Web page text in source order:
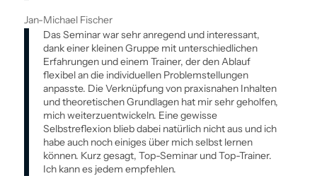
Jan-Michael Fischer
Das Seminar war sehr anregend und interessant,
dank einer kleinen Gruppe mit unterschiedlichen
Erfahrungen und einem Trainer, der den Ablauf
flexibel an die individuellen Problemstellungen
anpasste. Die Verknüpfung von praxisnahen Inhalten
und theoretischen Grundlagen hat mir sehr geholfen,
mich weiterzuentwickeln. Eine gewisse
Selbstreflexion blieb dabei natürlich nicht aus und ich
habe auch noch einiges über mich selbst lernen
können. Kurz gesagt, Top-Seminar und Top-Trainer.
Ich kann es jedem empfehlen.